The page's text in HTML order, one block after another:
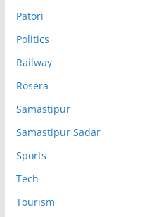
Patori
Politics
Railway
Rosera
Samastipur
Samastipur Sadar
Sports
Tech
Tourism